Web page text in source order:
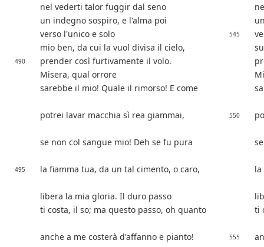
nel vederti talor fuggir dal seno
un indegno sospiro, e l'alma poi
verso l'unico e solo
545
mio ben, da cui la vuol divisa il cielo,
490 prender così furtivamente il volo.
Misera, qual orrore
sarebbe il mio! Quale il rimorso! E come
potrei lavar macchia sì rea giammai, 550
se non col sangue mio! Deh se fu pura
495 la fiamma tua, da un tal cimento, o caro, la
libera la mia gloria. Il duro passo
ti costa, il so; ma questo passo, oh quanto
ti
anche a me costerà d'affanno e pianto! 555